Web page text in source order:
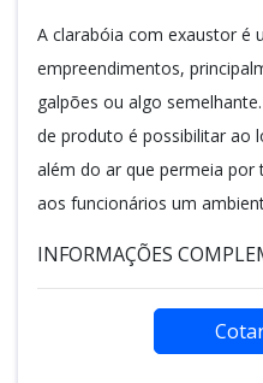
A clarabóia com exaustor é
empreendimentos,
galpões ou algo
de produto é possibilitar ao
além do ar que permeia
aos funcionários um
INFORMAÇÕES